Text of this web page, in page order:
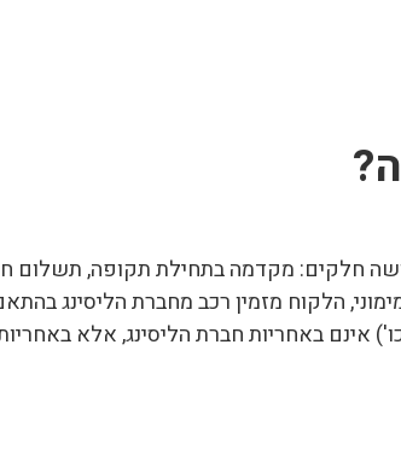
חלקים: מקדמה בתחילת תקופה, תשלום
הלקוח מזמין רכב מחברת הליסינג